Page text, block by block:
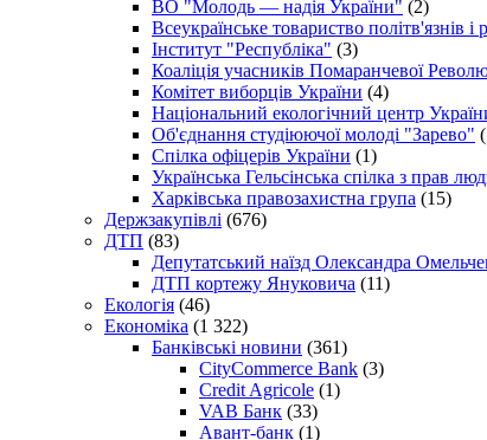
ВО "Молодь — надія України" (2)
Всеукраїнське товариство політв'язнів і
Інститут "Республіка" (3)
Коаліція учасників Помаранчевої
Комітет виборців України (4)
Національний екологічний центр
Об'єднання студіюючої молоді "Зарево"
Спілка офіцерів України (1)
Українська Гельсінська спілка з прав
Харківська правозахистна група (15)
Держзакупівлі (676)
ДТП (83)
Депутатський наїзд Олександра
ДТП кортежу Януковича (11)
Екологія (46)
Економіка (1 322)
Банківські новини (361)
CityCommerce Bank (3)
Credit Agricole (1)
VAB Банк (33)
Авант-банк (1)